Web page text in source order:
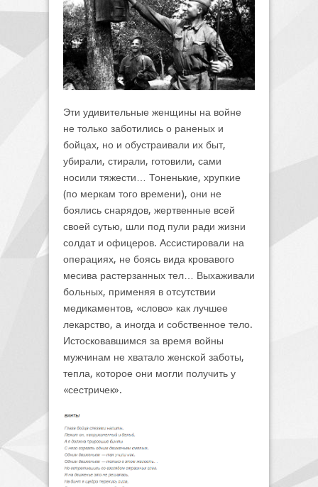
Эти удивительные женщины на войне
не только заботились о раненых и
бойцах, но и обустраивали их быт,
убирали, стирали, готовили, сами
носили тяжести… Тоненькие, хрупкие
(по меркам того времени), они не
боялись снарядов, жертвенные всей
своей сутью, шли под пули ради жизни
солдат и офицеров. Ассистировали на
операциях, не боясь вида кровавого
месива растерзанных тел… Выхаживали
больных, применяя в отсутствии
медикаментов, «слово» как лучшее
лекарство, а иногда и собственное тело.
Истосковавшимся за время войны
мужчинам не хватало женской заботы,
тепла, которое они могли получить у
«сестричек».